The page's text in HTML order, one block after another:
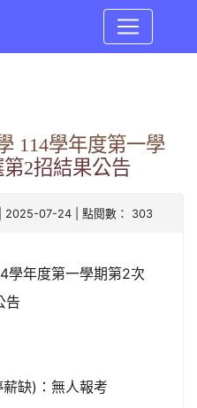
114學年度第一學
2招結果公告
07-24 | 點閱數： 303
學年度第一學期第2次
告
缺)：無人報考